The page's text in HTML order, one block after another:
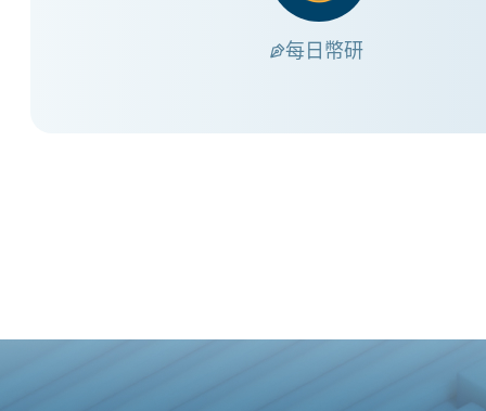
每日幣研